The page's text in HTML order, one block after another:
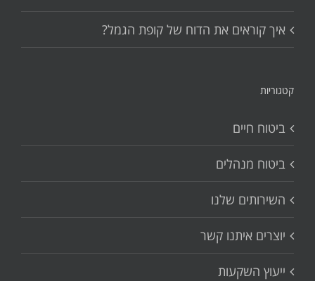
איך קוראים את הדוח של קופת הגמל?
קטגוריות
ביטוח חיים
ביטוח מנהלים
השירותים שלנו
יוצרים איתנו קשר
ייעוץ השקעות